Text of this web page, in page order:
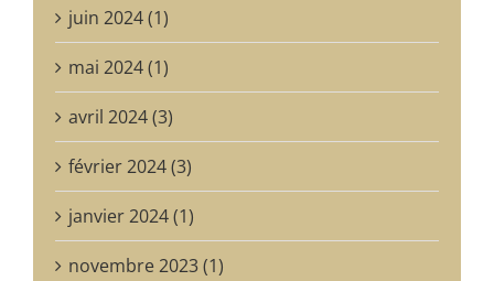
juin 2024 (1)
mai 2024 (1)
avril 2024 (3)
février 2024 (3)
janvier 2024 (1)
novembre 2023 (1)